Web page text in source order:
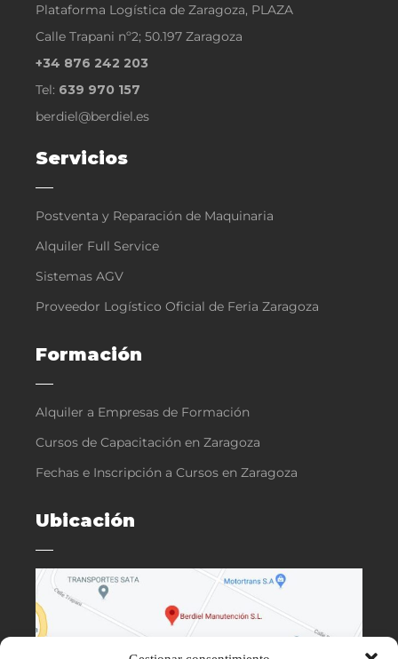
Plataforma Logística de Zaragoza, PLAZA
Calle Trapani nº2; 50.197 Zaragoza
+34 876 242 203
Tel: 639 970 157
berdiel@berdiel.es
Servicios
Postventa y Reparación de Maquinaria
Alquiler Full Service
Sistemas AGV
Proveedor Logístico Oficial de Feria Zaragoza
Formación
Alquiler a Empresas de Formación
Cursos de Capacitación en Zaragoza
Fechas e Inscripción a Cursos en Zaragoza
Ubicación